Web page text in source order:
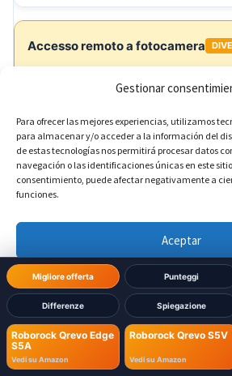
Gestionar
Para ofrecer las mejores experiencias, utilizamos
para almacenar y/o acceder a la información del
de estas tecnologías nos permitirá procesar datos
navegación o las identificaciones únicas en este
consentimiento, puede afectar negativamente a
funciones.
Aceptar
Denegar
Ver preferencias
Política de cookies Política de
Migliore offerta Punteggi
Differenze Spiegazione
Roborock Qrevo Edge
S5A
Vedi su Amazon
Roborock Qrevo S5V
Vedi su Amazon
Accesso remoto a fotocamera
Roborock Qrevo Edge S5A: No
Roborock Qrevo S5V: No
Roborock S8 MaxV Ultra: Sì
Roborock Qrevo Edge S5A: No
Roborock Qrevo S5V: No
Roborock S8 MaxV Ultra: Sì